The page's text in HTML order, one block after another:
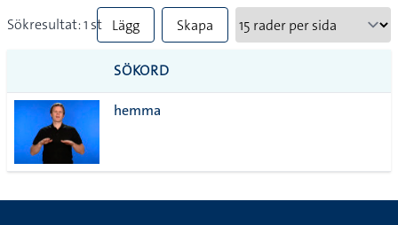
Sökresultat: 1 st Lägg
till
alla i
Skapa
SÖKORD
hemma